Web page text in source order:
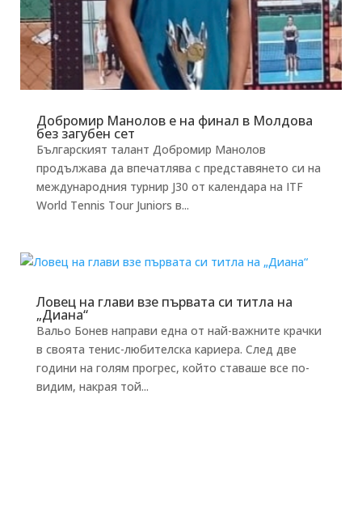
Добромир Манолов е на финал в Молдова
без загубен сет
Българският талант Добромир Манолов
продължава да впечатлява с представянето си на
международния турнир J30 от календара на ITF
World Tennis Tour Juniors в...
Ловец на глави взе първата си титла на
„Диана“
Вальо Бонев направи една от най-важните крачки
в своята тенис-любителска кариера. След две
години на голям прогрес, който ставаше все по-
видим, накрая той...